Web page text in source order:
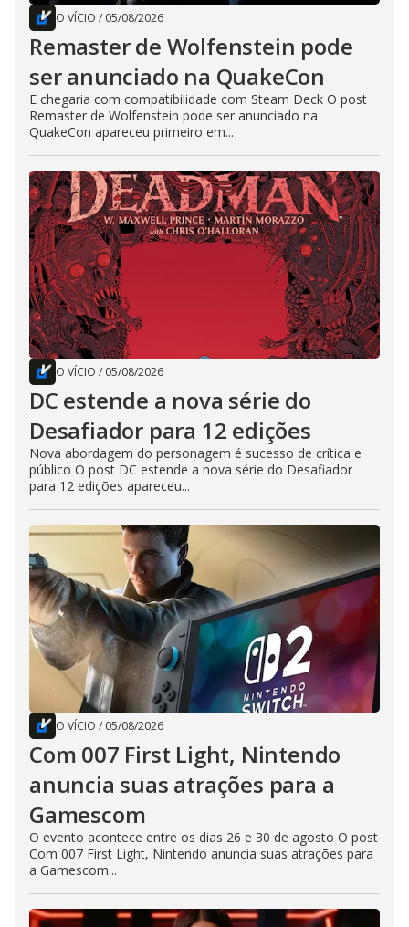
O VÍCIO / 05/08/2026
Remaster de Wolfenstein pode
ser anunciado na QuakeCon
E chegaria com compatibilidade com Steam Deck O post
Remaster de Wolfenstein pode ser anunciado na
QuakeCon apareceu primeiro em...
O VÍCIO / 05/08/2026
DC estende a nova série do
Desafiador para 12 edições
Nova abordagem do personagem é sucesso de crítica e
público O post DC estende a nova série do Desafiador
para 12 edições apareceu...
O VÍCIO / 05/08/2026
Com 007 First Light, Nintendo
anuncia suas atrações para a
Gamescom
O evento acontece entre os dias 26 e 30 de agosto O post
Com 007 First Light, Nintendo anuncia suas atrações para
a Gamescom...